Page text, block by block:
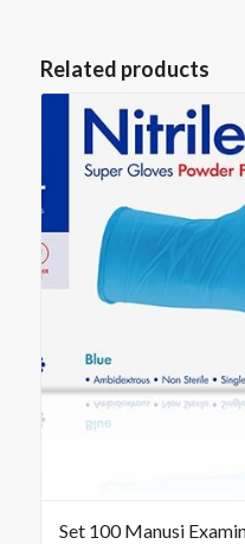
Related products
Set 100 Manusi